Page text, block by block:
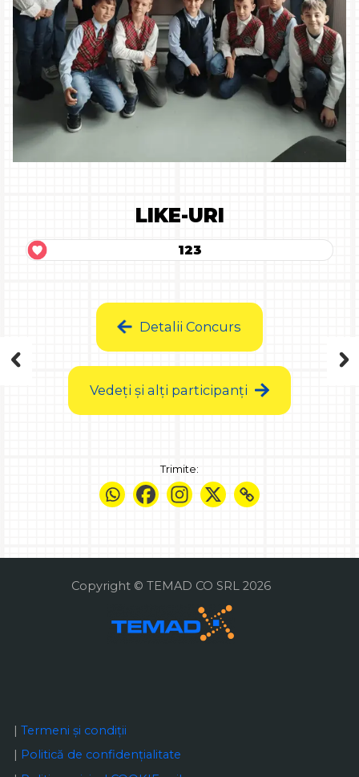
LIKE-URI
123
Detalii Concurs
Vedeți și alți participanți
Trimite:
Copyright © TEMAD CO SRL 2026
| Termeni și condiții
Politică de confidențialitate